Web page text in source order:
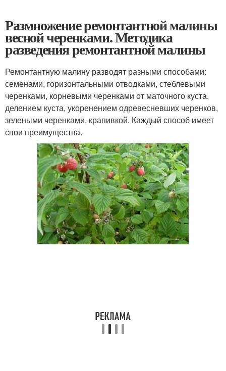
Размножение ремонтантной малины
весной черенками. Методика
разведения ремонтантной малины
Ремонтантную малину разводят разными способами:
семенами, горизонтальными отводками, стеблевыми
черенками, корневыми черенками от маточного куста,
делением куста, укоренением одревесневших черенков,
зелеными черенками, крапивкой. Каждый способ имеет
свои преимущества.